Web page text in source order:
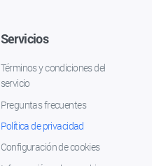
Servicios
Términos y condiciones del
servicio
Preguntas frecuentes
Política de privacidad
Configuración de cookies